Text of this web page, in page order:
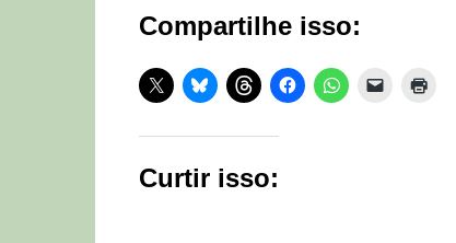
Compartilhe isso:
Curtir isso: